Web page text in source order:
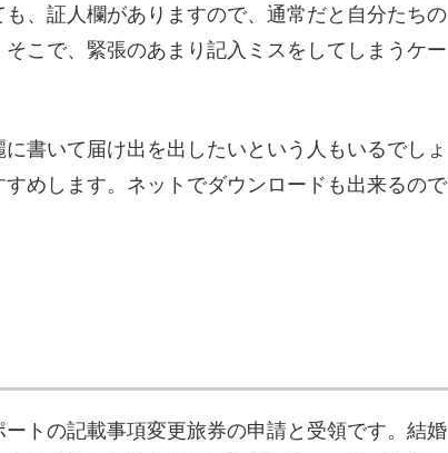
、証人欄がありますので、通常だと自分たちの
こで、緊張のあまり記入ミスをしてしまうケー
書いて届け出を出したいという人もいるでしょ
めします。ネットでダウンロードも出来るので
トの記載事項変更旅券の申請と受領です。結婚